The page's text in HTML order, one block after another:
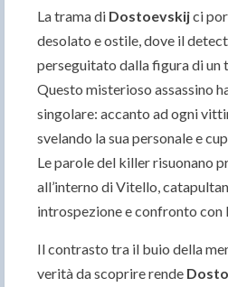
La trama di Dostoevskijci
desolato e ostile, dove il
perseguitato dalla figura di un
Questo misterioso assassino
singolare: accanto ad ogni
svelando la sua personale e
Le parole del killer risuonano
all’interno di Vitello,
introspezione e confronto con
Il contrasto tra il buio della
verità da scoprire rende